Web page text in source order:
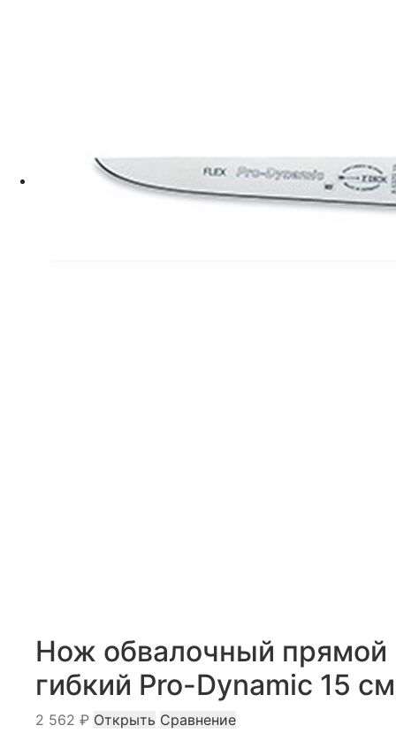
Нож обвалочный прямой
гибкий Pro-Dynamiс 15 см
2 562 ₽ Открыть Сравнение